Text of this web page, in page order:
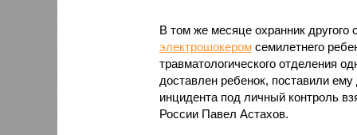
В том же месяце охранник другого
электрошокеромсемилетнего
травматологического отделения
доставлен ребенок, поставили
инцидента под личный контроль
России Павел Астахов.